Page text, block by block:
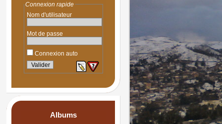
Connexion rapide
Nom d'utilisateur
Mot de passe
Connexion auto
Albums